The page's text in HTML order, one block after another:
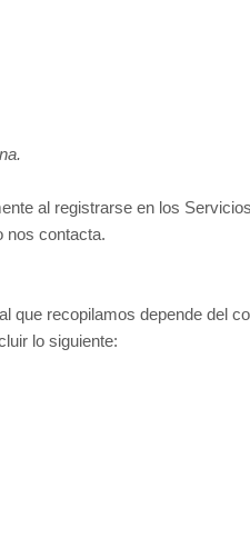
al registrarse en los
nos contacta.
que recopilamos depende del
lo siguiente: